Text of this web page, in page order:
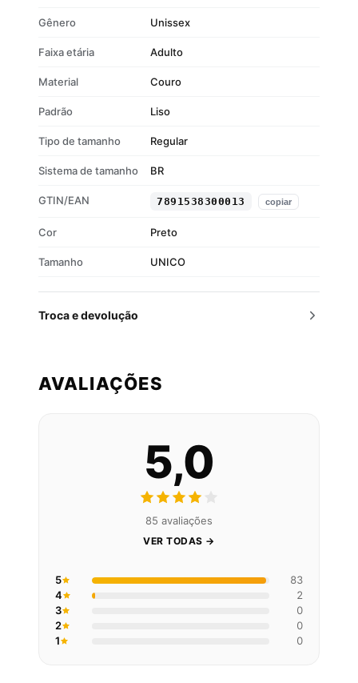
Gênero Unissex
Faixa etária Adulto
Material Couro
Padrão Liso
Tipo de tamanho Regular
Sistema de tamanho BR
GTIN/EAN 7891538300013 copiar
Cor Preto
Tamanho UNICO
Troca e devolução
AVALIAÇÕES
5,0
85 avaliações
VER TODAS →
5
83
4
2
3
0
2
0
1
0